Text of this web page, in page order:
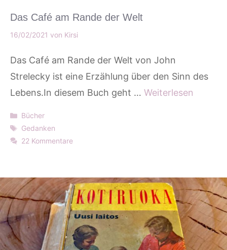
Das Café am Rande der Welt
16/02/2021 von Kirsi
Das Café am Rande der Welt von John
Strelecky ist eine Erzählung über den Sinn des
Lebens.In diesem Buch geht … Weiterlesen
Kategorien
Bücher
Schlagwörter
Gedanken
22 Kommentare